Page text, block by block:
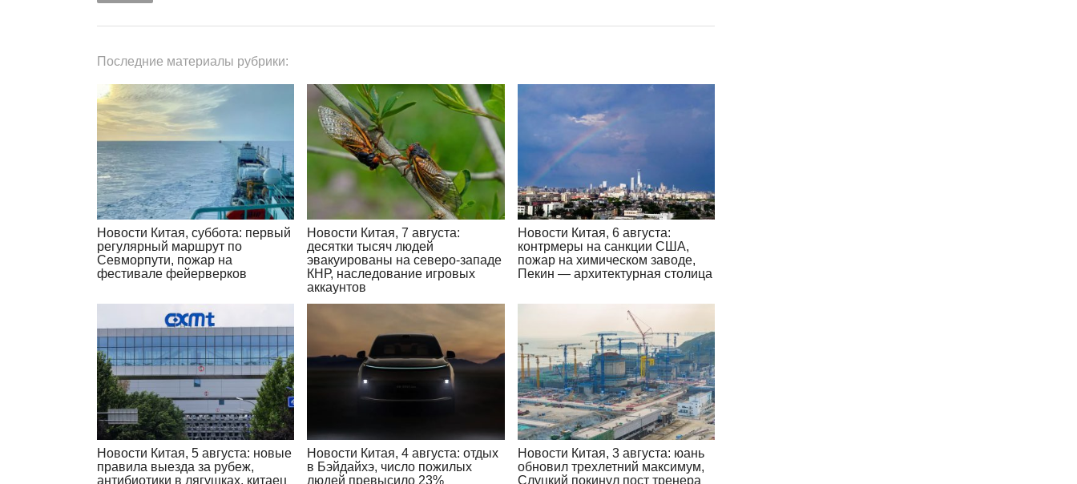
Последние материалы рубрики:
Новости Китая, суббота: первый
регулярный маршрут по
Севморпути, пожар на
фестивале фейерверков
Новости Китая, 7 августа:
десятки тысяч людей
эвакуированы на северо-западе
КНР, наследование игровых
аккаунтов
Новости Китая, 6 августа:
контрмеры на санкции США,
пожар на химическом заводе,
Пекин — архитектурная столица
Новости Китая, 5 августа: новые
правила выезда за рубеж,
антибиотики в лягушках, китаец
Новости Китая, 4 августа: отдых
в Бэйдайхэ, число пожилых
людей превысило 23%
Новости Китая, 3 августа: юань
обновил трехлетний максимум,
Слуцкий покинул пост тренера